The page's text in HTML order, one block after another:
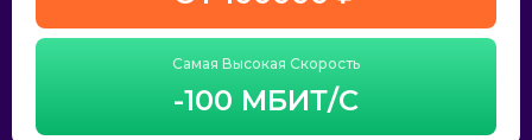
Самая Высокая Скорость
-100 МБИТ/С